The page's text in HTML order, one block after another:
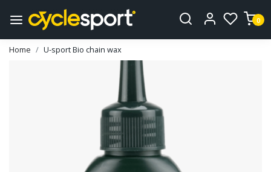
0
Home U-sport Bio chain wax